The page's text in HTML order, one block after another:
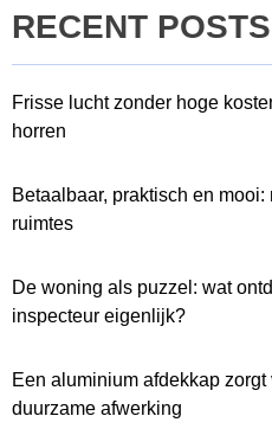
RECENT POSTS
Frisse lucht zonder hoge
horren
Betaalbaar, praktisch en
ruimtes
De woning als puzzel: wat
inspecteur eigenlijk?
Een aluminium afdekkap
duurzame afwerking